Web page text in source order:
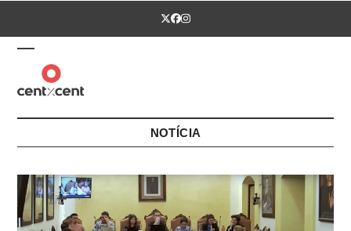
Twitter
Facebook
Instagram
Open
mobile
menu
Close
mobile
menu
NOTÍCIA